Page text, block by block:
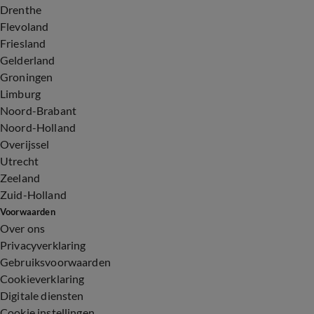
Drenthe
Flevoland
Friesland
Gelderland
Groningen
Limburg
Noord-Brabant
Noord-Holland
Overijssel
Utrecht
Zeeland
Zuid-Holland
Voorwaarden
Over ons
Privacyverklaring
Gebruiksvoorwaarden
Cookieverklaring
Digitale diensten